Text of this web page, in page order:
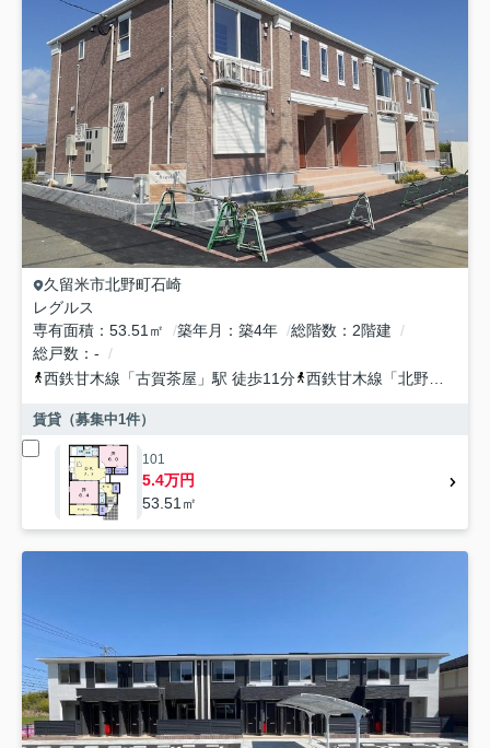
久留米市北野町石崎
レグルス
専有面積
53.51㎡ 築年月 築4年 総階数
2階建
総戸数
-
西鉄甘木線 「古賀茶屋 」駅 徒歩11分 西鉄甘木線 「北野」駅 徒
賃貸（募集中1件）
101
5.4万円
53.51㎡